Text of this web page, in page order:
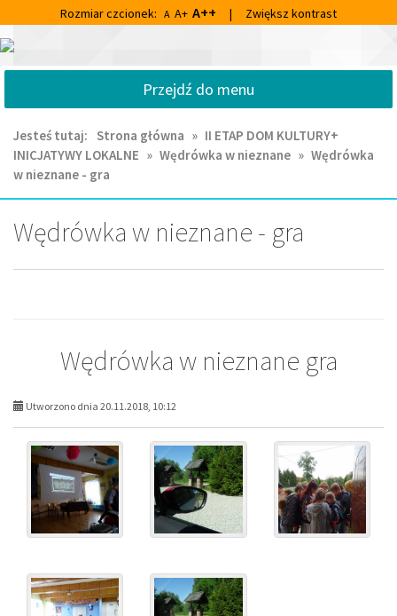
do
głównej
do
wyszukiwarki
Rozmiar czcionek: A A+ A++ | Zwiększ kontrast
Centrum
Kultury
Biblioteka
im.
Franciszka
Chruściela
w
Przejdź do menu
Jesteś tutaj: Strona główna » II ETAP DOM KULTURY+
INICJATYWY LOKALNE » Wędrówka w nieznane » Wędrówka
w nieznane - gra
Wędrówka w nieznane - gra
Wędrówka w nieznane gra
Utworzono dnia 20.11.2018, 10:12